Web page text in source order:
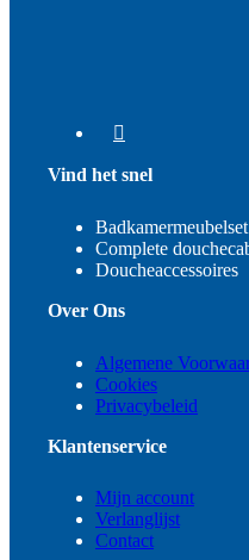
Vind het snel
Badkamermeubelset
Complete
Doucheaccessoires
Over Ons
Algemene
Cookies
Privacybeleid
Klantenservice
Mijn account
Verlanglijst
Contact